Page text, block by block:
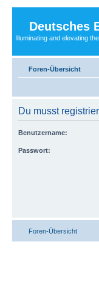
Deutsches
Illuminating and elevating
Foren-Übersicht
Du musst
Benutzername:
Passwort:
Foren-Übersicht